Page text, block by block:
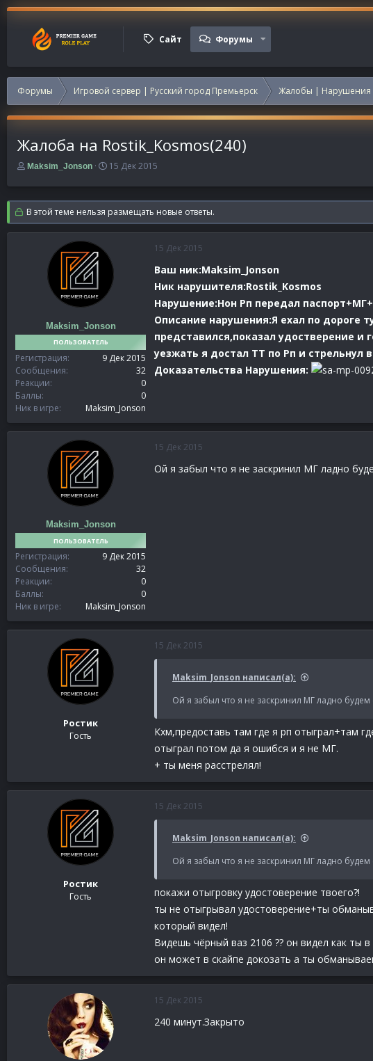
Сайт Форумы
Форумы Игровой сервер | Русский город Премьерск Жалобы |
Жалоба на Rostik_Kosmos(240)
А
т
о
р
т
Maksim_Jonson
Д
т
а
н
а
л
а
15 Дек 2015
В этой теме нельзя размещать новые ответы.
Maksim_Jonson
ПОЛЬЗОВАТЕЛЬ
Регистрация
9 Дек 2015
Сообщения
32
Реакции
0
Баллы
0
Ник в игре
Maksim_Jonson
15 Дек 2015
Ваш ник:Maksim_Jonson
Ник нарушителя:Rostik_Kosmos
Нарушение:Нон Рп передал
Описание нарушения:Я ехал по дороге
представился,показал удостверение
уезжать я достал ТТ по Рп и стрельнул
Доказательства Нарушения:
Maksim_Jonson
ПОЛЬЗОВАТЕЛЬ
Регистрация
9 Дек 2015
Сообщения
32
Реакции
0
Баллы
0
Ник в игре
Maksim_Jonson
15 Дек 2015
Ой я забыл что я не заскринил МГ ладно
Ростик
Гость
15 Дек 2015
Maksim_Jonson написал(а):
Ой я забыл что я не заскринил МГ ладно будем
Кхм,предоставь там где я рп отыграл+там
отыграл потом да я ошибся и я не МГ.
+ ты меня расстрелял!
Ростик
Гость
15 Дек 2015
Maksim_Jonson написал(а):
Ой я забыл что я не заскринил МГ ладно будем
покажи отыгровку удостоверение твоего?!
ты не отыгрывал удостоверение+ты
который видел!
Видешь чёрный ваз 2106 ?? он видел как ты в
он может в скайпе докозать а ты
15 Дек 2015
240 минут.Закрыто